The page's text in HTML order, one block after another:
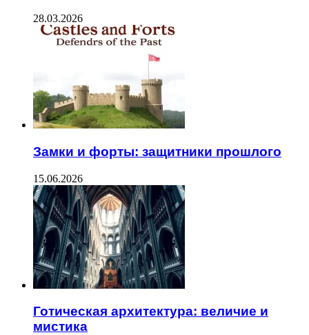
28.03.2026
Замки и форты: защитники прошлого
15.06.2026
Готическая архитектура: величие и
мистика